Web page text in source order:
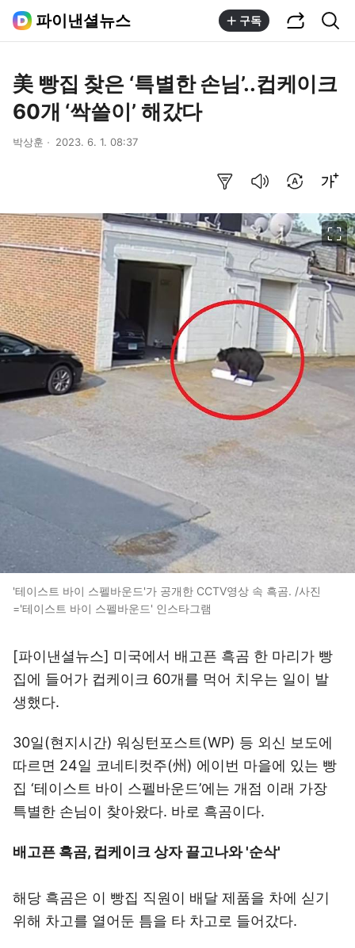
파이낸셜뉴스 구독
美 빵집 찾은 ‘특별한 손님’..컵케이크
60개 ‘싹쓸이’ 해갔다
박상훈 2023. 6. 1. 08:37
'테이스트 바이 스펠바운드'가 공개한 CCTV영상 속 흑곰. /사진
='테이스트 바이 스펠바운드' 인스타그램
[파이낸셜뉴스] 미국에서 배고픈 흑곰 한 마리가 빵
집에 들어가 컵케이크 60개를 먹어 치우는 일이 발
생했다.
30일(현지시간) 워싱턴포스트(WP) 등 외신 보도에
따르면 24일 코네티컷주(州) 에이번 마을에 있는 빵
집 ‘테이스트 바이 스펠바운드’에는 개점 이래 가장
특별한 손님이 찾아왔다. 바로 흑곰이다.
배고픈 흑곰, 컵케이크 상자 끌고나와 '순삭'
해당 흑곰은 이 빵집 직원이 배달 제품을 차에 싣기
위해 차고를 열어둔 틈을 타 차고로 들어갔다.